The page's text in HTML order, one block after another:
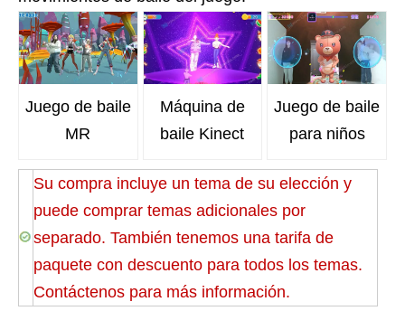
Juego de baile
MR
Máquina de
baile Kinect
Juego de baile
para niños
Su compra incluye un tema de su elección y
puede comprar temas adicionales por
separado. También tenemos una tarifa de
paquete con descuento para todos los temas.
Contáctenos para más información.